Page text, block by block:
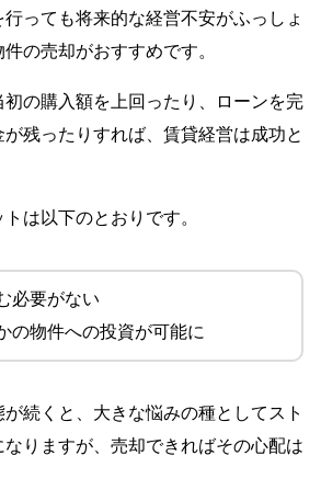
っても将来的な経営不安がふっしょ
の売却がおすすめです。
の購入額を上回ったり、ローンを完
残ったりすれば、賃貸経営は成功と
は以下のとおりです。
必要がない
の物件への投資が可能に
続くと、大きな悩みの種としてスト
りますが、売却できればその心配は